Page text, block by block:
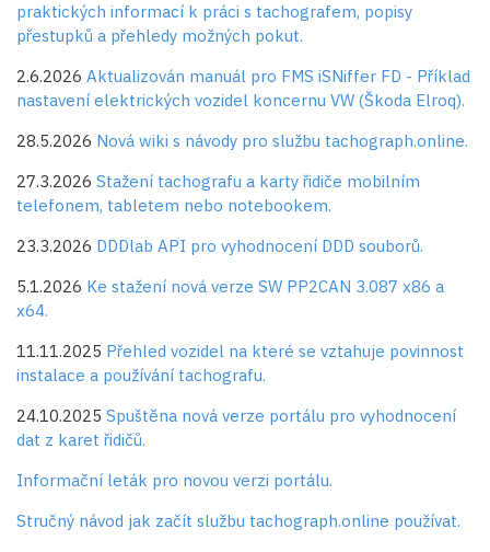
praktických informací k práci s tachografem, popisy
přestupků a přehledy možných pokut.
2.6.2026 Aktualizován manuál pro FMS iSNiffer FD - Příklad
nastavení elektrických vozidel koncernu VW (Škoda Elroq).
28.5.2026 Nová wiki s návody pro službu tachograph.online.
27.3.2026 Stažení tachografu a karty řidiče mobilním
telefonem, tabletem nebo notebookem.
23.3.2026 DDDlab API pro vyhodnocení DDD souborů.
5.1.2026 Ke stažení nová verze SW PP2CAN 3.087 x86 a
x64.
11.11.2025 Přehled vozidel na které se vztahuje povinnost
instalace a používání tachografu.
24.10.2025 Spuštěna nová verze portálu pro vyhodnocení
dat z karet řidičů.
Informační leták pro novou verzi portálu.
Stručný návod jak začít službu tachograph.online používat.